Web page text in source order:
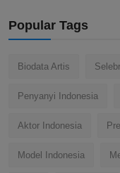
Popular Tags
Biodata Artis
Penyanyi Indonesia
Aktor Indonesia
Model Indonesia